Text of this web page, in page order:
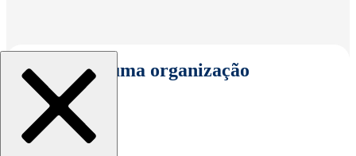
Selecionar uma organização